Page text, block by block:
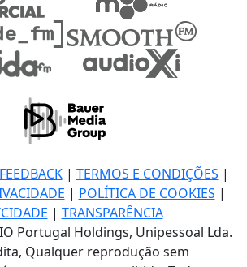
FEEDBACK| TERMOS E CONDIÇÕES |
| POLÍTICA DE COOKIES |
| TRANSPARÊNCIA
Portugal Holdings, Unipessoal Lda.
Qualquer reprodução sem